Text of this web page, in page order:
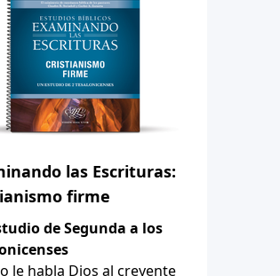
las Escrituras:
firme
de Segunda a los
le habla Dios al creyente